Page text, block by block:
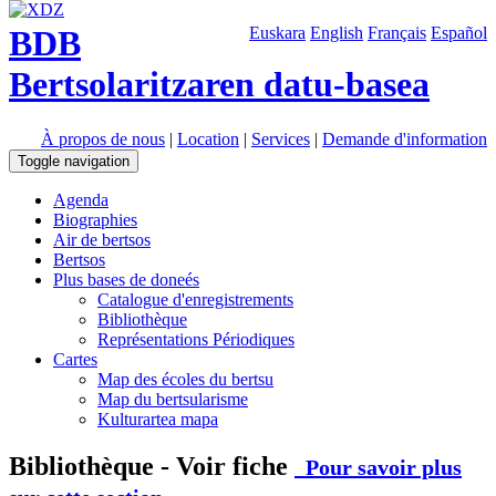
Euskara English Français Español
BDB
Bertsolaritzaren datu-basea
À propos de nous | Location | Services | Demande d'information
Toggle navigation
Agenda
Biographies
Air de bertsos
Bertsos
Plus bases de doneés
Catalogue d'enregistrements
Bibliothèque
Représentations Périodiques
Cartes
Map des écoles du bertsu
Map du bertsularisme
Kulturartea mapa
Bibliothèque - Voir fiche
Pour savoir plus